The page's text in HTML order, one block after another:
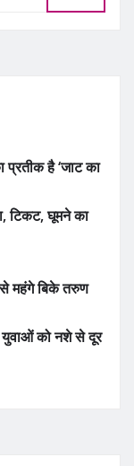
प्रतीक है ‘जाट का
टिकट, घूमने का
महंगे बिके तरुण
युवाओं को नशे से दूर